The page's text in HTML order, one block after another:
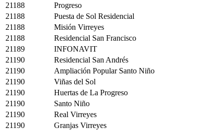
21188
Progreso
21188
Puesta de Sol Residencial
21188
Misión Virreyes
21188
Residencial San Francisco
21189
INFONAVIT
21190
Residencial San Andrés
21190
Ampliación Popular Santo Niño
21190
Viñas del Sol
21190
Huertas de La Progreso
21190
Santo Niño
21190
Real Virreyes
21190
Granjas Virreyes